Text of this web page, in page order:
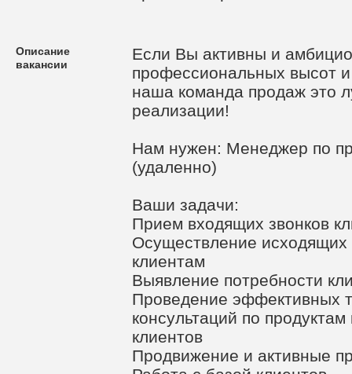
Описание
вакансии
Если Вы активны и
професcиональных высот
наша команда продаж это
реализации!
Нам нужен: Менеджер по
(удаленно)
Ваши задачи:
Прием входящих звонков
Осуществление исходящих
клиентам
Выявление потребности
Проведение эффективных
консультаций по
клиентов
Продвижение и активные